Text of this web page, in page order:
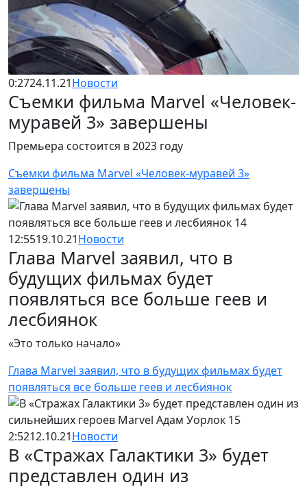
0:2724.11.21Новости
Съемки фильма Marvel «Человек-
муравей 3» завершены
Премьера состоится в 2023 году
Съемки фильма Marvel «Человек-муравей 3»
завершены
12:5519.10.21Новости
Глава Marvel заявил, что в
будущих фильмах будет
появляться все больше геев и
лесбиянок
«Это только начало»
Глава Marvel заявил, что в будущих фильмах будет
появляться все больше геев и лесбиянок
2:5212.10.21Новости
В «Стражах Галактики 3» будет
представлен один из